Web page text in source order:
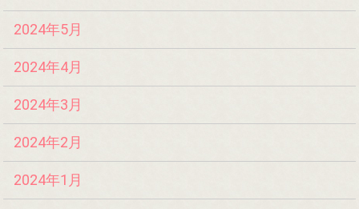
2024年5月
2024年4月
2024年3月
2024年2月
2024年1月